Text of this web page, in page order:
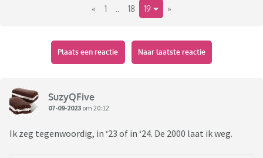
« 1 18 19 »
Plaats een reactie Naar laatste reactie
SuzyQFive
07-09-2023 om 20:12
Ik zeg tegenwoordig, in ‘23 of in ‘24. De 2000 laat ik weg.